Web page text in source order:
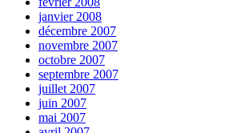
janvier 2008
décembre 2007
novembre 2007
octobre 2007
septembre 2007
juillet 2007
juin 2007
mai 2007